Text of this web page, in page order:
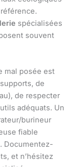
spécialisées
souvent
mal posée est
de
de respecter
adéquats. Un
burineur
fiable
. Documentez-
et n’hésitez